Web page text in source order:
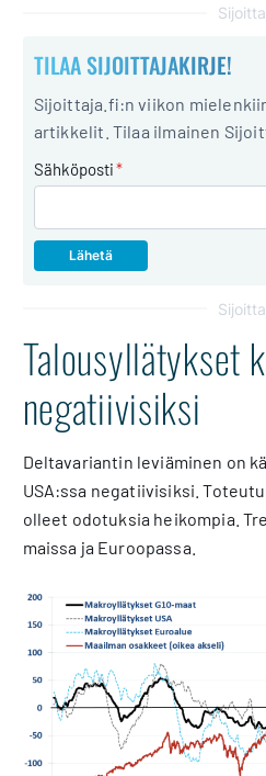
TILAA SIJOITTAJAKIRJE!
Sijoittaja.fi:n viikon
artikkelit. Tilaa ilmainen
Sähköposti*
Talousyllätykset
negatiivisiksi
Deltavariantin leviäminen on
USA:ssa negatiivisiksi.
olleet odotuksia heikompia.
maissa ja Euroopassa.